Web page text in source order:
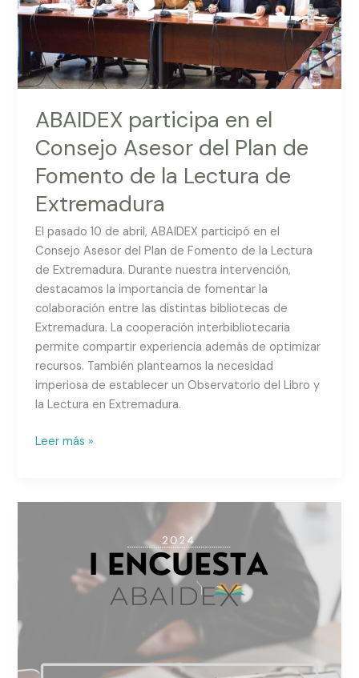
ABAIDEX participa en el
Consejo Asesor del Plan de
Fomento de la Lectura de
Extremadura
El pasado 10 de abril, ABAIDEX participó en el
Consejo Asesor del Plan de Fomento de la Lectura
de Extremadura. Durante nuestra intervención,
destacamos la importancia de fomentar la
colaboración entre las distintas bibliotecas de
Extremadura. La cooperación interbibliotecaria
permite compartir experiencia además de optimizar
recursos. También planteamos la necesidad
imperiosa de establecer un Observatorio del Libro y
la Lectura en Extremadura.
Plan
Fomento
de
la
Lectura
de
Extremadura
Leer más »